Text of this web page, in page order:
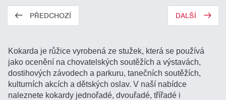
PŘEDCHOZÍ DALŠÍ
Kokarda je růžice vyrobená ze stužek, která se používá
jako ocenění na chovatelských soutěžích a výstavách,
dostihových závodech a parkuru, tanečních soutěžích,
kulturních akcích a dětských oslav. V naší nabídce
naleznete kokardy jednořadé, dvouřadé, třířadé i